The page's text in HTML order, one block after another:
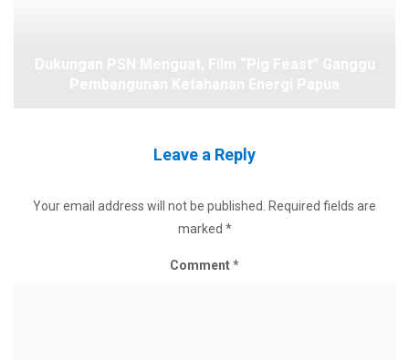
Leave a Reply
Your email address will not be published.
Required fields are
marked *
Comment*